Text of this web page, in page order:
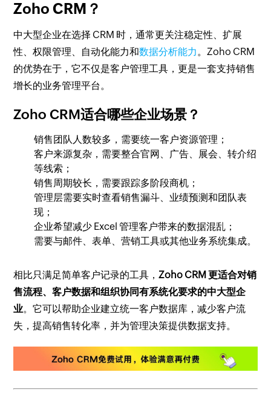
Zoho CRM？
中大型企业在选择 CRM 时，通常更关注稳定性、扩展
性、权限管理、自动化能力和数据分析能力 。Zoho CRM
的优势在于，它不仅是客户管理工具，更是一套支持销售
增长的业务管理平台。
Zoho CRM适合哪些企业场景？
销售团队人数较多，需要统一客户资源管理；
客户来源复杂，需要整合官网、广告、展会、转介绍
等线索；
销售周期较长，需要跟踪多阶段商机；
管理层需要实时查看销售漏斗、业绩预测和团队表
现；
企业希望减少 Excel 管理客户带来的数据混乱；
需要与邮件、表单、营销工具或其他业务系统集成。
相比只满足简单客户记录的工具，Zoho CRM 更适合对销
售流程、客户数据和组织协同有系统化要求的中大型企
业。它可以帮助企业建立统一客户数据库，减少客户流
失，提高销售转化率，并为管理决策提供数据支持。